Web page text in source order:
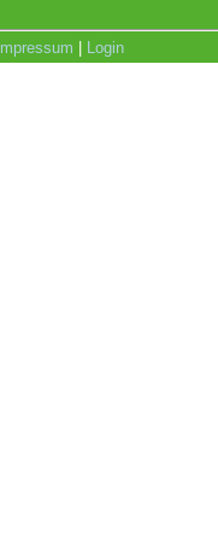
Impressum Login